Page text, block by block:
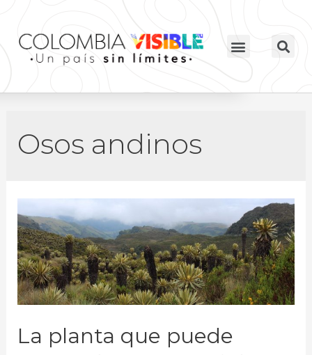
Osos andinos
La planta que puede